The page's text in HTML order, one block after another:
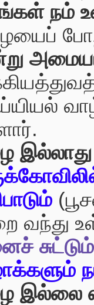
நம்
வந்து
இல்லை